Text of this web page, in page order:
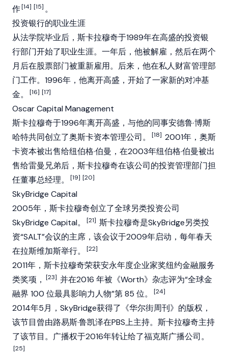
作[14] [15] 。
投资银行的职业生涯
从法学院毕业后，斯卡拉穆奇于1989年在高盛的投资银
行部门开始了职业生涯。一年后，他被解雇，然后在两个
月后在股票部门被重新雇用。后来，他在私人财富管理部
门工作。1996年，他离开高盛，开始了一家新的对冲基
金。
[16] [17]
Oscar Capital Management
斯卡拉穆奇于1996年离开高盛，与他的同事安德鲁·博斯
哈特共同创立了奥斯卡资本管理公司。
[18] 2001年，奥斯
卡资本被出售给纽伯格·伯曼，在2003年纽伯格·伯曼被出
售给雷曼兄弟后，斯卡拉穆奇在该公司的投资管理部门担
任董事总经理。
[19] [20]
SkyBridge Capital
2005年，斯卡拉穆奇创立了全球另类投资公司
SkyBridge Capital。
[21] 斯卡拉穆奇是SkyBridge另类投
资“SALT”会议的主席，该会议于2009年启动，每年春天
在拉斯维加斯举行。
[22]
2011年，斯卡拉穆奇荣获安永年度企业家奖纽约金融服务
类奖项， [23] 并在2016 年被《Worth》杂志评为“全球金
融界 100 位最具影响力人物”第 85 位。
[24]
2014年5月，SkyBridge获得了《华尔街周刊》的版权，
该节目曾由路易斯·鲁凯泽在PBS上主持。斯卡拉穆奇主持
了该节目。广播权于2016年转让给了福克斯广播公司。
[25]